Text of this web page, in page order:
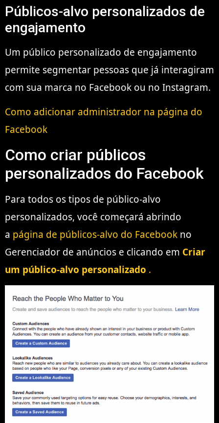
Públicos-alvo personalizados de
engajamento
Um público personalizado de engajamento
permite segmentar pessoas que já interagiram
com sua marca no Facebook ou no Instagram.
Como adicionar administrador na página do
Facebook
Como criar públicos
personalizados do Facebook
Para todos os tipos de público-alvo
personalizados, você começará abrindo
a página de públicos-alvo do Facebook no
Gerenciador de anúncios e clicando em Criar
um público-alvo personalizado .